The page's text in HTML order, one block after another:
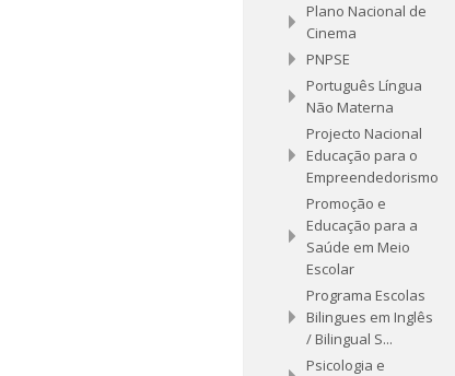
Plano Nacional de
Cinema
PNPSE
Português Língua
Não Materna
Projecto Nacional
Educação para o
Empreendedorismo
Promoção e
Educação para a
Saúde em Meio
Escolar
Programa Escolas
Bilingues em Inglês
/ Bilingual S...
Psicologia e